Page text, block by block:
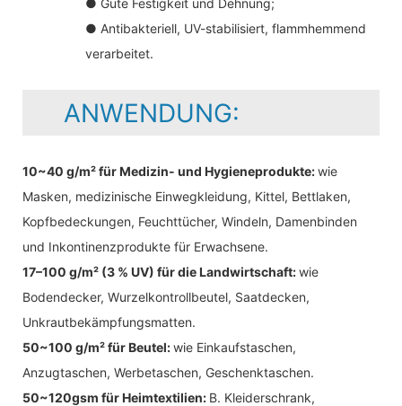
● Gute Festigkeit und Dehnung;
● Antibakteriell, UV-stabilisiert, flammhemmend
verarbeitet.
ANWENDUNG:
10~40 g/m² für Medizin- und Hygieneprodukte:wie
Masken, medizinische Einwegkleidung, Kittel, Bettlaken,
Kopfbedeckungen, Feuchttücher, Windeln, Damenbinden
und Inkontinenzprodukte für Erwachsene.
17–100 g/m² (3 % UV) für die Landwirtschaft:wie
Bodendecker, Wurzelkontrollbeutel, Saatdecken,
Unkrautbekämpfungsmatten.
50~100 g/m² für Beutel:wie Einkaufstaschen,
Anzugtaschen, Werbetaschen, Geschenktaschen.
50~120gsm für Heimtextilien: B. Kleiderschrank,